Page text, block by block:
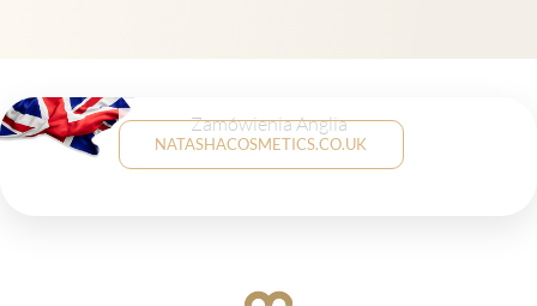
Zamówienia Anglia
NATASHACOSMETICS.CO.UK